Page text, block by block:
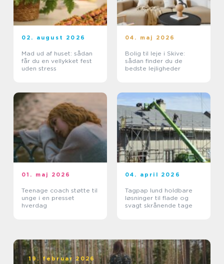
02. august 2026
Mad ud af huset: sådan
får du en vellykket fest
uden stress
04. maj 2026
Bolig til leje i Skive:
sådan finder du de
bedste lejligheder
01. maj 2026
Teenage coach støtte til
unge i en presset
hverdag
04. april 2026
Tagpap lund holdbare
løsninger til flade og
svagt skrånende tage
19. februar 2026